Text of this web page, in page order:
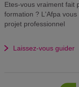
Etes-vous vraiment fait
formation ? L'Afpa
projet professionnel
Laissez-vous guider